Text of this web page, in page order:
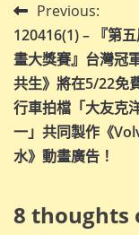
文
章
導
覽
Previous:
120416(1) – 『第
畫大獎賽』台灣冠
共生》將在5/22免
行車拍檔「大友克
一」共同製作《
水》動畫廣告！
8 thoughts